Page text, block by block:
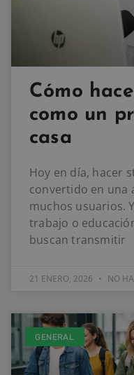
Cómo
como un
casa
Hoy en día, hacer
convertido en una
muchos usuarios.
trabajo o
buscan transmitir
21 ENERO, 2026 NO
GENERAL